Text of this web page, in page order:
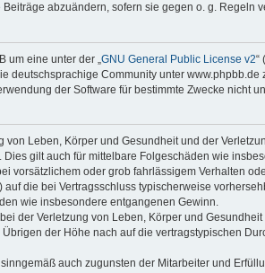
abzuändern, sofern sie gegen o. g.
eine unter der „ GNU General Public License v2“
deutschsprachige Community unter
der Software für bestimmte Zwecke nicht
von Leben, Körper und Gesundheit und der
gilt auch für mittelbare Folgeschäden wie
vorsätzlichem oder grob fahrlässigem Verhalten
die bei Vertragsschluss typischerweise
wie insbesondere entgangenen Gewinn.
der Verletzung von Leben, Körper und
der Höhe nach auf die vertragstypischen
auch zugunsten der Mitarbeiter und